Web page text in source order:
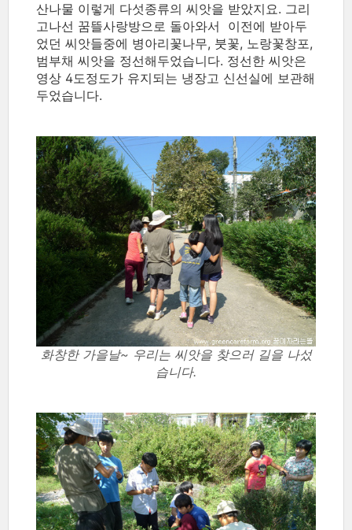
산나물 이렇게 다섯종류의 씨앗을 받았지요. 그리
고나선 꿈뜰사랑방으로 돌아와서 이전에 받아두
었던 씨앗들중에 병아리꽃나무, 붓꽃, 노랑꽃창포,
범부채 씨앗을 정선해두었습니다. 정선한 씨앗은
영상 4도정도가 유지되는 냉장고 신선실에 보관해
두었습니다.
화창한 가을날~ 우리는 씨앗을 찾으러 길을 나섰
습니다.